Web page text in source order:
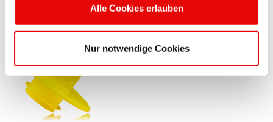
Alle Cookies erlauben
Nur notwendige Cookies